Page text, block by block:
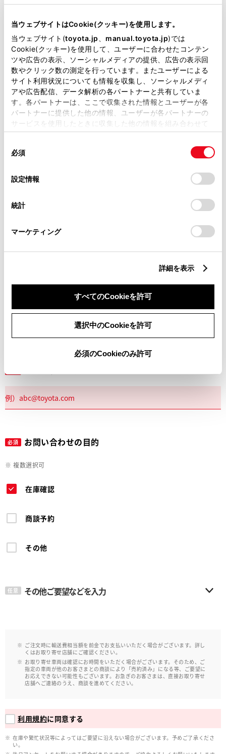
当ウェブサイトはCookie(クッキー)を使用します。
当ウェブサイト(toyota.jp manual.toyota.jp)では
Cookie(クッキー)を使用して、ユーザーに合わせたコンテン
ツや広告の表示、ソーシャルメディアの提供、広告の表示回
数やクリック数の測定を行っています。またユーザーによる
サイト利用状況についても情報を収集し、ソーシャルメディ
アや広告配信、データ解析の各パートナーと共有していま
す。各パートナーは、ここで収集された情報とユーザーが各
パートナーに提供した他の情報、ユーザーが各パートナーの
サービスを使用したときに収集した他の情報を組み合わせて
使用することがあります。当ウェブサイトの使用を続行する
デバイスにすべてのCookie(クッキー)が保存されることに同
意したことになります。Cookie(クッキー)のオプトアウト、
設定の変更、同意を撤回したりするにあたっては、当社の
「Cookie（クッキー）情報の取り扱いについて
」をご覧くだ
必須
設定情報
統計
マーケティング
詳細を表示
すべてのCookieを許可
選択中のCookieを許可
必須のCookieのみ許可
必須 市区町村名
必須 丁目番地
任意 建物名
必須 お問い合わせの目的
※ 複数選択可
在庫確認
商談予約
その他
任意 その他ご要望などを入力
ご注文時に輸送費相当額を前金でお支払いいただく場合がございます。詳し
くはお取り寄せ店舗にご確認ください。
お取り寄せ車両は確認にお時間をいただく場合がございます。そのため、ご
指定の車両が他のお客さまとの商談により「売約済み」になる等、ご要望に
お応えできない可能性もございます。お急ぎのお客さまは、直接お取り寄せ
店舗へご連絡のうえ、商談を進めてください。
利用規約に同意する
在庫や繁忙状況等によってはご要望に沿えない場合がございます。予めご了承くださ
い。